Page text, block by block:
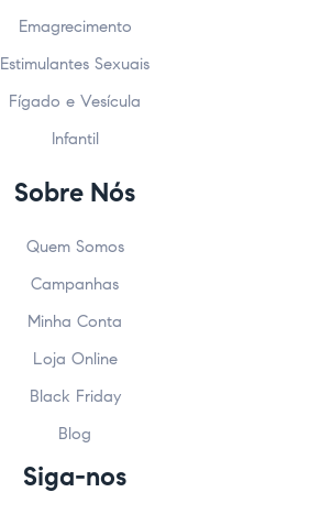
Emagrecimento
Estimulantes Sexuais
Fígado e Vesícula
Infantil
Sobre Nós
Quem Somos
Campanhas
Minha Conta
Loja Online
Black Friday
Blog
Siga-nos